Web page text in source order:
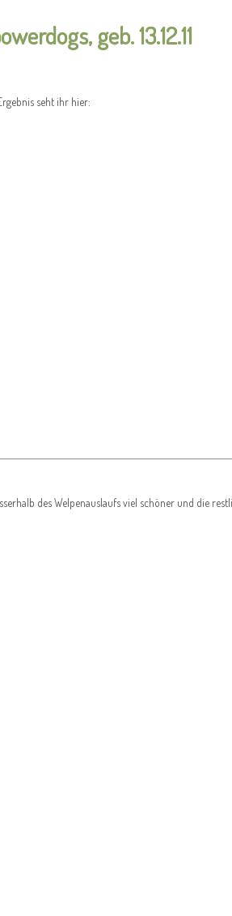
geb. 13.12.11
seht ihr hier:
des Welpenauslaufs viel schöner und die